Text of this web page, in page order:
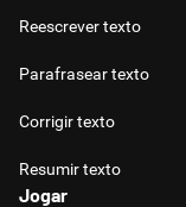
Reescrever texto
Parafrasear texto
Corrigir texto
Resumir texto
Jogar